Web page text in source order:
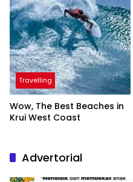
Travelling
Wow, The Best Beaches in
Krui West Coast
Advertorial